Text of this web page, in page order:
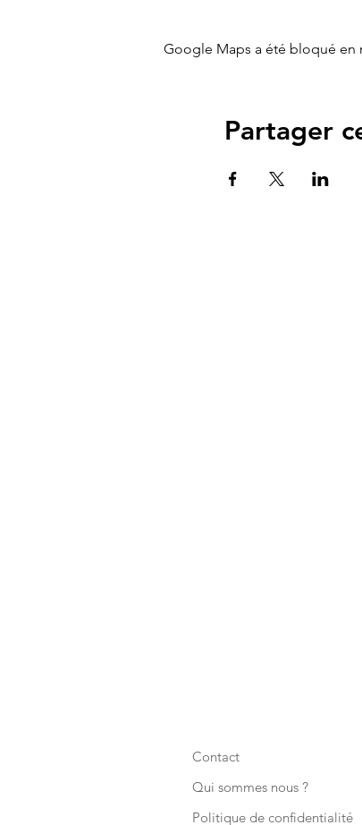
Google Maps a été bloqué en
Partager
Contact
Qui sommes nous ?
Politique de confidentialité